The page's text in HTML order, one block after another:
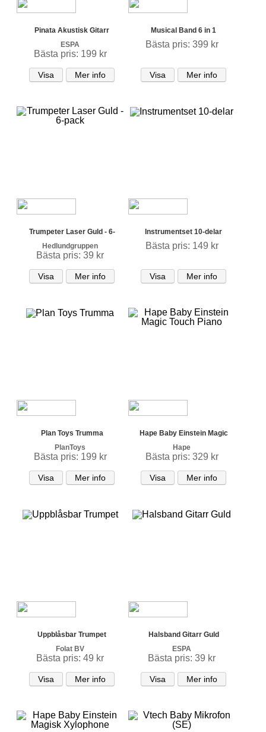
Pinata Akustisk Gitarr
ESPA
Bästa pris: 199 kr
Visa Mer info
Musical Band 6 in 1
Bästa pris: 399 kr
Visa Mer info
Trumpeter Laser Guld - 6-
Hedlundgruppen
Bästa pris: 39 kr
Visa Mer info
Instrumentset 10-delar
Bästa pris: 149 kr
Visa Mer info
Plan Toys Trumma
PlanToys
Bästa pris: 199 kr
Visa Mer info
Hape Baby Einstein Magic
Hape
Bästa pris: 329 kr
Visa Mer info
Uppblåsbar Trumpet
Folat BV
Bästa pris: 49 kr
Visa Mer info
Halsband Gitarr Guld
ESPA
Bästa pris: 39 kr
Visa Mer info